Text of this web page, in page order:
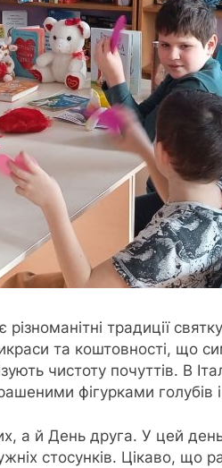
традиції
та коштовності, що
чистоту почуттів. В
фігурками
а й День друга. У цей день
стосунків. Цікаво, що